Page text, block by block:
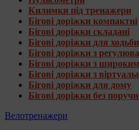
Килимки під тренажери
Бігові доріжки компактні
Бігові доріжки складані
Бігові доріжки для ходьби
Бігові доріжки з
Бігові доріжки з
Бігові доріжки з
Бігові доріжки для дому
Бігові доріжки без
Велотренажери